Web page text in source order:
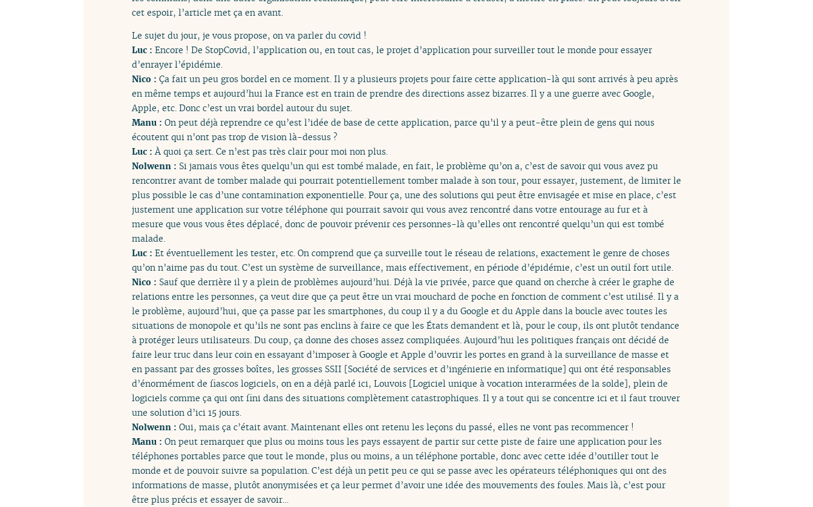
cet espoir, l’article met ça en avant.
Le sujet du jour, je vous propose, on va parler du covid !
Luc : Encore ! De StopCovid, l’application ou, en tout cas, le projet d’application pour surveiller tout le monde pour essayer
d’enrayer l’épidémie.
Nico : Ça fait un peu gros bordel en ce moment. Il y a plusieurs projets pour faire cette application-là qui sont arrivés à peu après
en même temps et aujourd’hui la France est en train de prendre des directions assez bizarres. Il y a une guerre avec Google,
Apple, etc. Donc c’est un vrai bordel autour du sujet.
Manu : On peut déjà reprendre ce qu’est l’idée de base de cette application, parce qu’il y a peut-être plein de gens qui nous
écoutent qui n’ont pas trop de vision là-dessus ?
Luc :À quoi ça sert. Ce n’est pas très clair pour moi non plus.
Nolwenn : Si jamais vous êtes quelqu’un qui est tombé malade, en fait, le problème qu’on a, c’est de savoir qui vous avez pu
rencontrer avant de tomber malade qui pourrait potentiellement tomber malade à son tour, pour essayer, justement, de limiter le
plus possible le cas d’une contamination exponentielle. Pour ça, une des solutions qui peut être envisagée et mise en place, c’est
justement une application sur votre téléphone qui pourrait savoir qui vous avez rencontré dans votre entourage au fur et à
mesure que vous vous êtes déplacé, donc de pouvoir prévenir ces personnes-là qu’elles ont rencontré quelqu’un qui est tombé
malade.
Luc : Et éventuellement les tester, etc. On comprend que ça surveille tout le réseau de relations, exactement le genre de choses
qu’on n’aime pas du tout. C’est un système de surveillance, mais effectivement, en période d’épidémie, c’est un outil fort utile.
Nico : Sauf que derrière il y a plein de problèmes aujourd’hui. Déjà la vie privée, parce que quand on cherche à créer le graphe de
relations entre les personnes, ça veut dire que ça peut être un vrai mouchard de poche en fonction de comment c’est utilisé. Il y a
le problème, aujourd’hui, que ça passe par les smartphones, du coup il y a du Google et du Apple dans la boucle avec toutes les
situations de monopole et qu’ils ne sont pas enclins à faire ce que les États demandent et là, pour le coup, ils ont plutôt tendance
à protéger leurs utilisateurs. Du coup, ça donne des choses assez compliquées. Aujourd’hui les politiques français ont décidé de
faire leur truc dans leur coin en essayant d’imposer à Google et Apple d’ouvrir les portes en grand à la surveillance de masse et
en passant par des grosses boîtes, les grosses SSII [Société de services et d’ingénierie en informatique] qui ont été responsables
d’énormément de fiascos logiciels, on en a déjà parlé ici, Louvois [Logiciel unique à vocation interarmées de la solde], plein de
logiciels comme ça qui ont fini dans des situations complètement catastrophiques. Il y a tout qui se concentre ici et il faut trouver
une solution d’ici 15 jours.
Nolwenn : Oui, mais ça c’était avant. Maintenant elles ont retenu les leçons du passé, elles ne vont pas recommencer !
Manu : On peut remarquer que plus ou moins tous les pays essayent de partir sur cette piste de faire une application pour les
téléphones portables parce que tout le monde, plus ou moins, a un téléphone portable, donc avec cette idée d’outiller tout le
monde et de pouvoir suivre sa population. C’est déjà un petit peu ce qui se passe avec les opérateurs téléphoniques qui ont des
informations de masse, plutôt anonymisées et ça leur permet d’avoir une idée des mouvements des foules. Mais là, c’est pour
être plus précis et essayer de savoir…